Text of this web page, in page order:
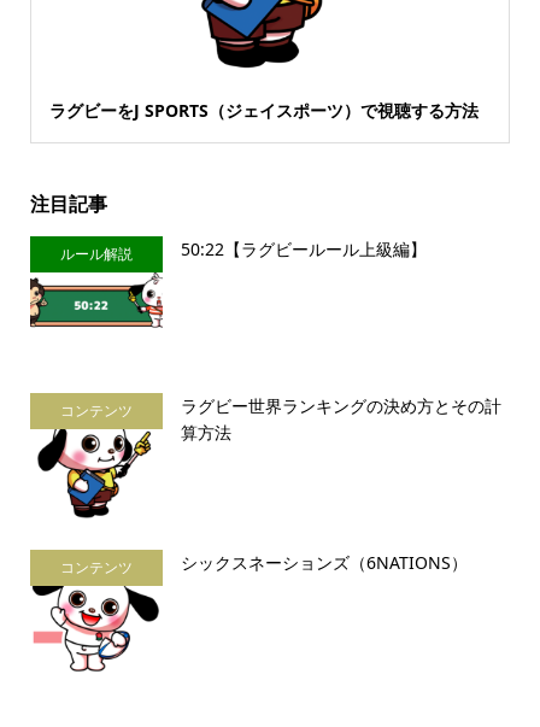
ラグビーをJ SPORTS（ジェイスポーツ）で視聴する方法
注目記事
ルール解説 50:22【ラグビールール上級編】
コンテンツ
ラグビー世界ランキングの決め方とその計
算方法
コンテンツ シックスネーションズ（6NATIONS）